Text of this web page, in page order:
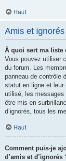
Haut
Amis et ignorés
À quoi sert ma liste
Vous pouvez utiliser
du forum. Les
panneau de contrôle
statut en ligne et
utilisé, les messages
être mis en
d’ignorés, tous les
Haut
Comment puis-je
d’amis et d’ignorés